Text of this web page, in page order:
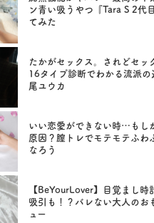
ン青い吸うやつ『Tara S 2代
てみた
たかがセックス。されどセッ
16タイプ診断でわかる流派の
尾ユウカ
いい恋愛ができない時…もし
原因？膣トレでモテモテふわ
なろう
【BeYourLover】目覚まし時
吸引も！？バレない大人のお
ュー